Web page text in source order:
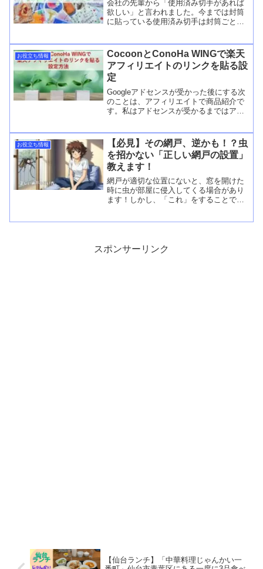
会社の先輩から「使用済み切手があれば
欲しい」と言われました。今までは封筒
に貼っている使用済み切手は封筒ごとゴ
違ってシールがあったり、浮世絵だった
り絵画だったりの切手もあReedMore...
お役立ち情報
CocoonとConoHa WINGで楽天
アフィリエイトのリンクを貼る設
定
Googleアドセンスが受かった後にする次
のことは、アフィリエイトで商品紹介で
す。私はアドセンスが受かるまではアフ
スが受かったら直ぐにアフェリエイトを
した方が良いとReedMore...
お役立ち情報
【必見】その網戸、逆かも！？虫
を招かない「正しい網戸の設置」
教えます！
網戸が適切な位置にないと、窓を開けた
時に虫が部屋に侵入してくる場合があり
ます！しかし、「これ」をすることで、
スポンサーリンク
【仙台ランチ】「中華料理じゃんかい一